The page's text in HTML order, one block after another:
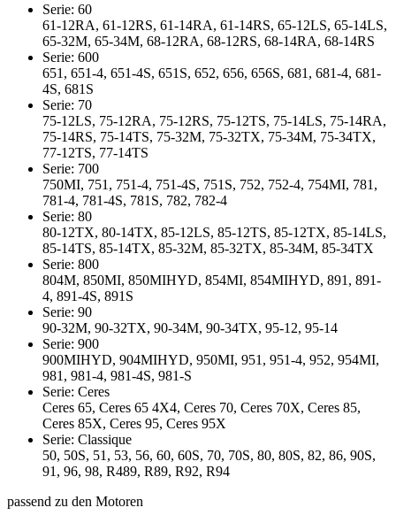
Serie: 60
61-12RA, 61-12RS, 61-14RA, 61-14RS, 65-12LS, 65-14LS,
65-32M, 65-34M, 68-12RA, 68-12RS, 68-14RA, 68-14RS
Serie: 600
651, 651-4, 651-4S, 651S, 652, 656, 656S, 681, 681-4, 681-
4S, 681S
Serie: 70
75-12LS, 75-12RA, 75-12RS, 75-12TS, 75-14LS, 75-14RA,
75-14RS, 75-14TS, 75-32M, 75-32TX, 75-34M, 75-34TX,
77-12TS, 77-14TS
Serie: 700
750MI, 751, 751-4, 751-4S, 751S, 752, 752-4, 754MI, 781,
781-4, 781-4S, 781S, 782, 782-4
Serie: 80
80-12TX, 80-14TX, 85-12LS, 85-12TS, 85-12TX, 85-14LS,
85-14TS, 85-14TX, 85-32M, 85-32TX, 85-34M, 85-34TX
Serie: 800
804M, 850MI, 850MIHYD, 854MI, 854MIHYD, 891, 891-
4, 891-4S, 891S
Serie: 90
90-32M, 90-32TX, 90-34M, 90-34TX, 95-12, 95-14
Serie: 900
900MIHYD, 904MIHYD, 950MI, 951, 951-4, 952, 954MI,
981, 981-4, 981-4S, 981-S
Serie: Ceres
Ceres 65, Ceres 65 4X4, Ceres 70, Ceres 70X, Ceres 85,
Ceres 85X, Ceres 95, Ceres 95X
Serie: Classique
50, 50S, 51, 53, 56, 60, 60S, 70, 70S, 80, 80S, 82, 86, 90S,
91, 96, 98, R489, R89, R92, R94
passend zu den Motoren